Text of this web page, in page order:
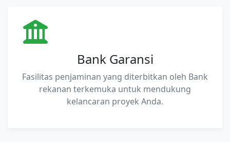
Bank Garansi
Fasilitas penjaminan yang diterbitkan oleh Bank
rekanan terkemuka untuk mendukung
kelancaran proyek Anda.